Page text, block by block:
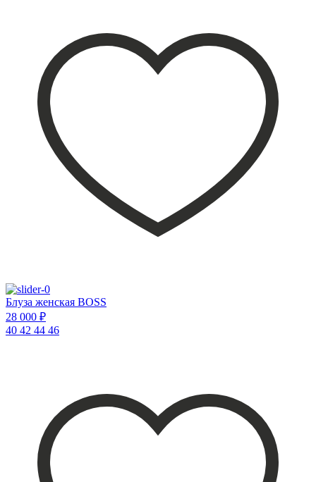
Блуза женская BOSS
28 000 ₽
40 42 44 46